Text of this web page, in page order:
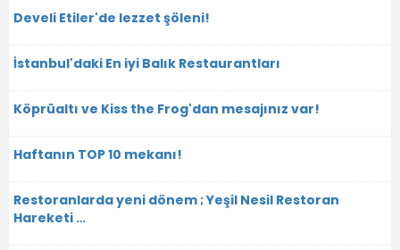
Develi Etiler'de lezzet şöleni!
İstanbul'daki En iyi Balık Restaurantları
Köprüaltı ve Kiss the Frog'dan mesajınız var!
Haftanın TOP 10 mekanı!
Restoranlarda yeni dönem ; Yeşil Nesil Restoran
Hareketi …